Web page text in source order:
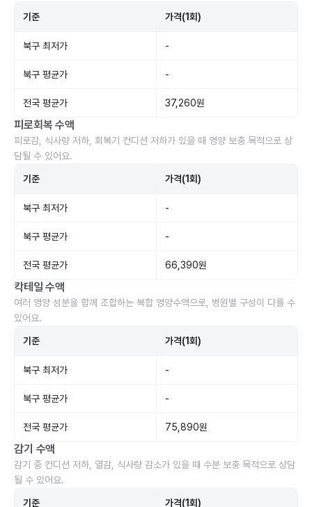
기준 가격(1회)
북구 최저가 -
북구 평균가 -
전국 평균가 37,260원
피로회복 수액
피로감, 식사량 저하, 회복기 컨디션 저하가 있을 때 영양 보충 목적으로 상
담될 수 있어요.
기준 가격(1회)
북구 최저가 -
북구 평균가 -
전국 평균가 66,390원
칵테일 수액
여러 영양 성분을 함께 조합하는 복합 영양수액으로, 병원별 구성이 다를 수
있어요.
기준 가격(1회)
북구 최저가 -
북구 평균가 -
전국 평균가 75,890원
감기 수액
감기 중 컨디션 저하, 열감, 식사량 감소가 있을 때 수분 보충 목적으로 상담
될 수 있어요.
기준 가격(1회)